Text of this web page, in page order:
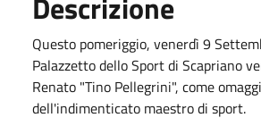
Questo pomeriggio, venerdì 9
Palazzetto dello Sport di Scapriano
Renato "Tino Pellegrini", come
dell'indimenticato maestro di sport.